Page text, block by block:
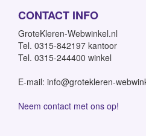
CONTACT INFO
GroteKleren-Webwinkel.nl
Tel. 0315-842197 kantoor
Tel. 0315-244400 winkel
E-mail: info@grotekleren-
Neem contact met ons op!